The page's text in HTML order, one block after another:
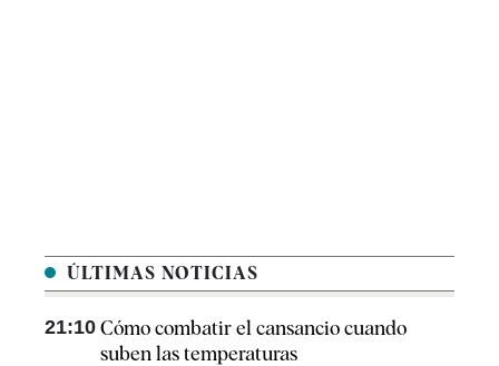
ÚLTIMAS NOTICIAS
21:10 Cómo combatir el cansancio​ cuando
suben las temperaturas